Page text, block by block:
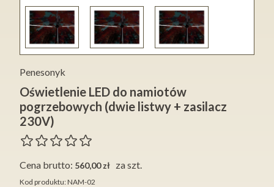
Penesonyk
Oświetlenie LED do namiotów
pogrzebowych (dwie listwy + zasilacz
230V)
Cena brutto: 560,00 zł za szt.
Kod produktu: NAM-02